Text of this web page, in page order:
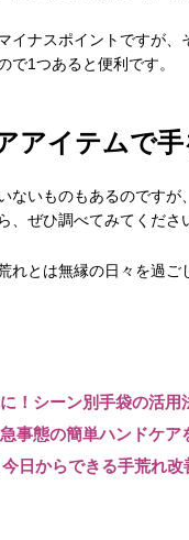
イナスポイントですが
で1つあると便利です。
アイテムで手
ないものもあるのです
、ぜひ調べてみてくださ
とは無縁の日々を過ご
！シーン別手袋の活用
事態の簡単ハンドケア
日からできる手荒れ改